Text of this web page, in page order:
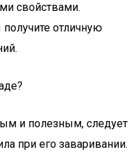
свойствами.
отличную
и полезным, следует
при его заваривании.